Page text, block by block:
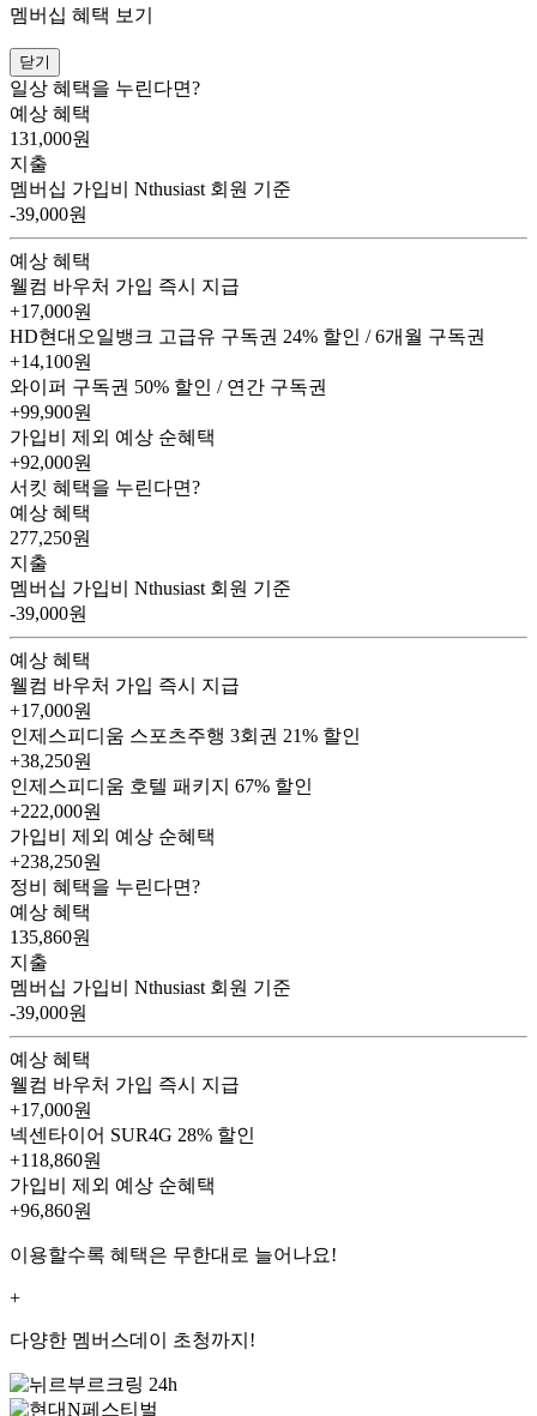
멤버십 혜택 보기
닫기
일상 혜택을 누린다면?
예상 혜택
131,000원
지출
멤버십 가입비
Nthusiast 회원 기준
-39,000원
예상 혜택
웰컴 바우처 가입 즉시 지급
+17,000원
HD현대오일뱅크 고급유 구독권 24% 할인 / 6개월 구독권
+14,100원
와이퍼 구독권 50% 할인 / 연간 구독권
+99,900원
가입비 제외 예상 순혜택
+92,000원
서킷 혜택을 누린다면?
예상 혜택
277,250원
지출
멤버십 가입비
Nthusiast 회원 기준
-39,000원
예상 혜택
웰컴 바우처 가입 즉시 지급
+17,000원
인제스피디움 스포츠주행 3회권 21% 할인
+38,250원
인제스피디움 호텔 패키지 67% 할인
+222,000원
가입비 제외 예상 순혜택
+238,250원
정비 혜택을 누린다면?
예상 혜택
135,860원
지출
멤버십 가입비
Nthusiast 회원 기준
-39,000원
예상 혜택
웰컴 바우처 가입 즉시 지급
+17,000원
넥센타이어 SUR4G 28% 할인
+118,860원
가입비 제외 예상 순혜택
+96,860원
이용할수록 혜택은 무한대로 늘어나요!
+
다양한 멤버스데이 초청까지!